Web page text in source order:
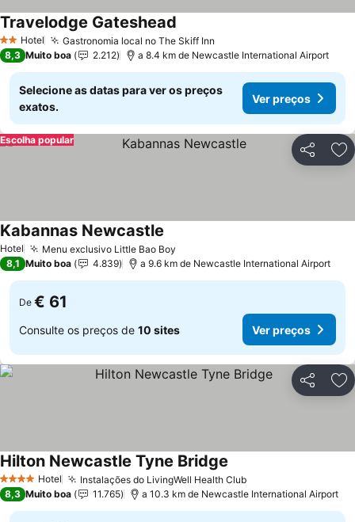
2 Estrelas
Hotel Gastronomia local no The Skiff Inn
Travelodge Gateshead
8,3 Muito boa 2.212 a 8.4 km de Newcastle International Airport
Selecione as datas para ver os preços
exatos.
Ver preços
Partilhar
Escolha popular
Hotel Menu exclusivo Little Bao Boy
Kabannas Newcastle
8,1 Muito boa 4.839 a 9.6 km de Newcastle International Airport
De € 61
Consulte os preços de 10 sites Ver preços
Partilhar
4 EstrelasHotel Instalações do LivingWell Health Club
Hilton Newcastle Tyne Bridge
8,3 Muito boa 11.765 a 10.3 km de Newcastle International Airport